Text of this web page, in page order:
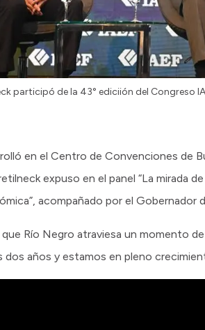
participó de la 43° ediciión del Congreso
en el Centro de Convenciones de
expuso en el panel “La mirada
acompañado por el Gobernador
Río Negro atraviesa un momento
años y estamos en pleno